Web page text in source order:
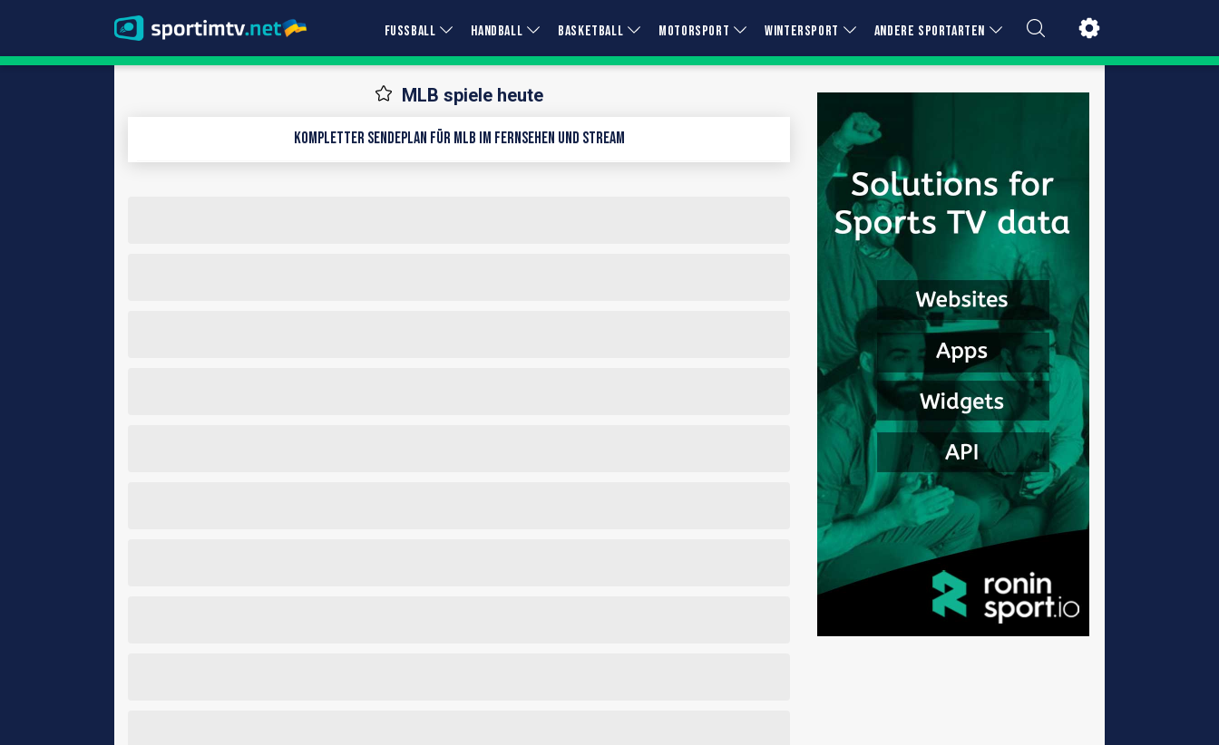
FUSSBALL HANDBALL BASKETBALL MOTORSPORT WINTERSPORT ANDERE SPORTARTEN
MLB spiele heute
Kompletter Sendeplan für MLB im Fernsehen und Stream